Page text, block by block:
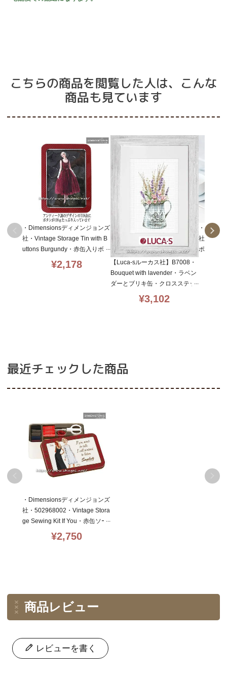
こちらの商品を閲覧した人は、こんな
商品も見ています
・Dimensionsディメンジョンズ
社・Vintage Storage Tin with B
uttons Burgundy・赤缶入りボタ
ン120ｇ・170001776★
¥2,178
【Luca-sルーカス社】B7008・
Bouquet with lavender・ラベン
ダーとブリキ缶・クロスステッ
チキット・16CT・8×16
¥3,102
・
社・
ポーチバ
最近チェックした商品
・Dimensionsディメンジョンズ
社・502968002・Vintage Stora
ge Sewing Kit If You・赤缶ソー
イングセット★
¥2,750
商品レビュー
レビューを書く